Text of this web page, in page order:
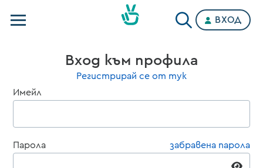
Категории
ВХОД
Вход към профила
Регистрирай се от тук
Имейл
Парола забравена парола